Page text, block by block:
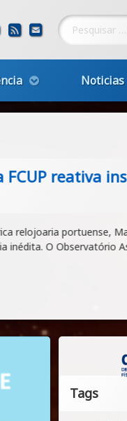
YouTube
RSSE-mail
Pesquisar por:
Noticias
reativa
relojoaria portuense,
inédita. O Observatório
Tags